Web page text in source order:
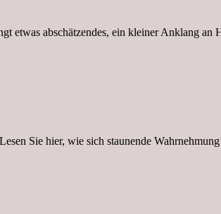
etwas abschätzendes, ein kleiner Anklang
Sie hier, wie sich staunende